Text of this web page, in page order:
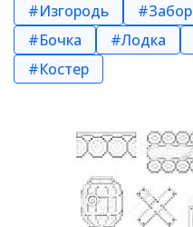
#Изгородь
#Забор
#Бочка
#Лодка
#Костер